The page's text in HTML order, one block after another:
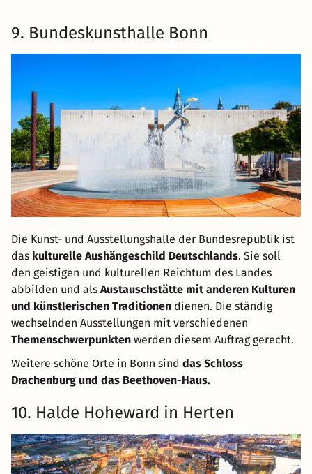
9. Bundeskunsthalle Bonn
Die Kunst- und Ausstellungshalle der Bundesrepublik ist
das kulturelle Aushängeschild Deutschlands. Sie soll
den geistigen und kulturellen Reichtum des Landes
abbilden und als Austauschstätte mit anderen Kulturen
und künstlerischen Traditionen dienen. Die ständig
wechselnden Ausstellungen mit verschiedenen
Themenschwerpunkten werden diesem Auftrag gerecht.
Weitere schöne Orte in Bonn sind das Schloss
Drachenburg und das Beethoven-Haus.
10. Halde Hoheward in Herten